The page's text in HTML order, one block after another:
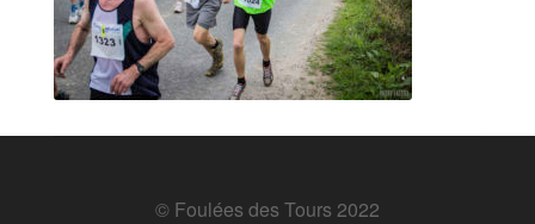
© Foulées des Tours 2022